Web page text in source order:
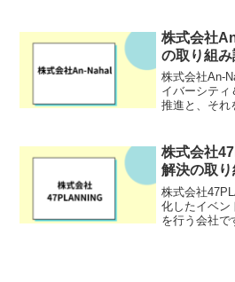
業を行ってお
品質の高い
株式会社
の取り組み
株式会社An-
イバーシティ
推進と、それ
可視化し、リ
施策実行...
株式会社
解決の取り
株式会社
化したイベン
を行う会社で